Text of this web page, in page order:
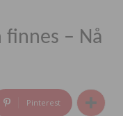
finnes – Nå
Pinterest